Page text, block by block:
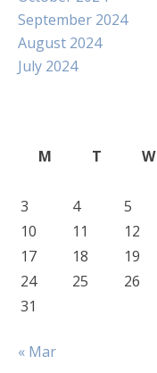
September 2024
August 2024
July 2024
M
T W
3
4 5
10
11 12
17
18 19
24
25 26
31
« Mar